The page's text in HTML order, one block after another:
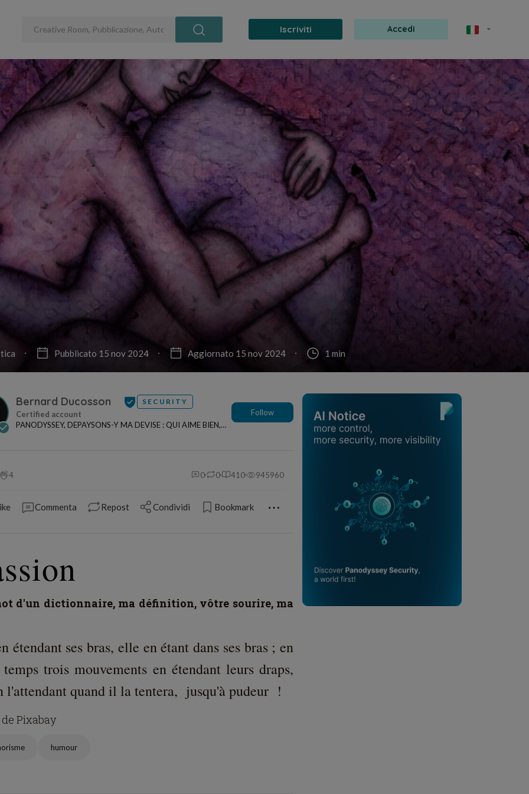
Iscriviti Accedi
Pubblicato 15 nov 2024 Aggiornato 15 nov 2024 1 min
Bernard Ducosson SECURITY
PANODYSSEY, DEPAYSONS-Y MA DEVISE : QUI AIME BIEN,
Follow
4 0 0 410 945960
Commenta Repost Condividi Bookmark ⋯
d'un dictionnaire, ma définition, vôtre sourire, ma
étendant ses bras, elle en étant dans ses bras ; en
trois mouvements en étendant leurs draps,
l'attendant quand il la tentera, jusqu'à pudeur !
Pixabay
humour